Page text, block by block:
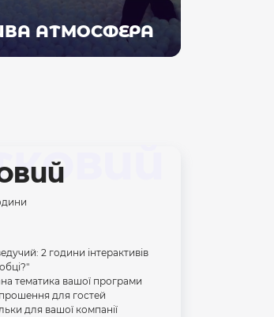
АТМОСФЕРА
2 години інтерактивів
тематика вашої програми
для гостей
для вашої компанії